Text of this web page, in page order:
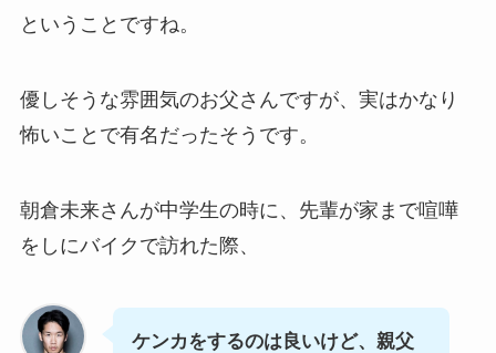
ということですね。
優しそうな雰囲気のお父さんですが、実はかなり
怖いことで有名だったそうです。
朝倉未来さんが中学生の時に、先輩が家まで喧嘩
をしにバイクで訪れた際、
ケンカをするのは良いけど、親父